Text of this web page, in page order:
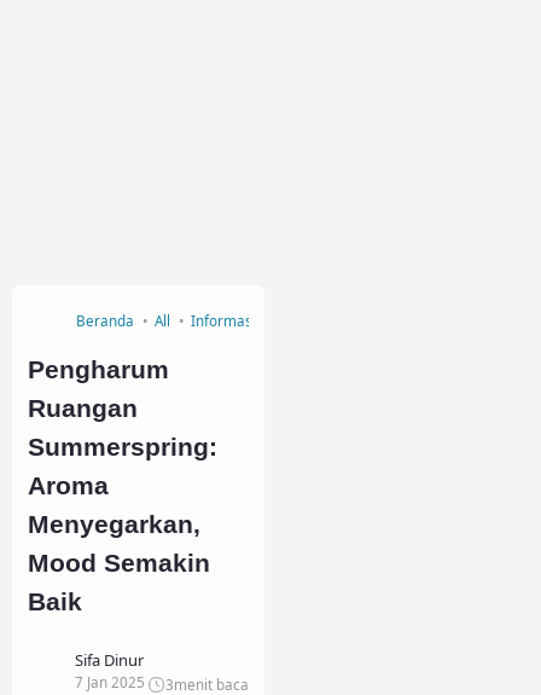
Beranda All Informasi
Pengharum
Ruangan
Summerspring:
Aroma
Menyegarkan,
Mood Semakin
Baik
Sifa Dinur
7 Jan 2025 3menit baca